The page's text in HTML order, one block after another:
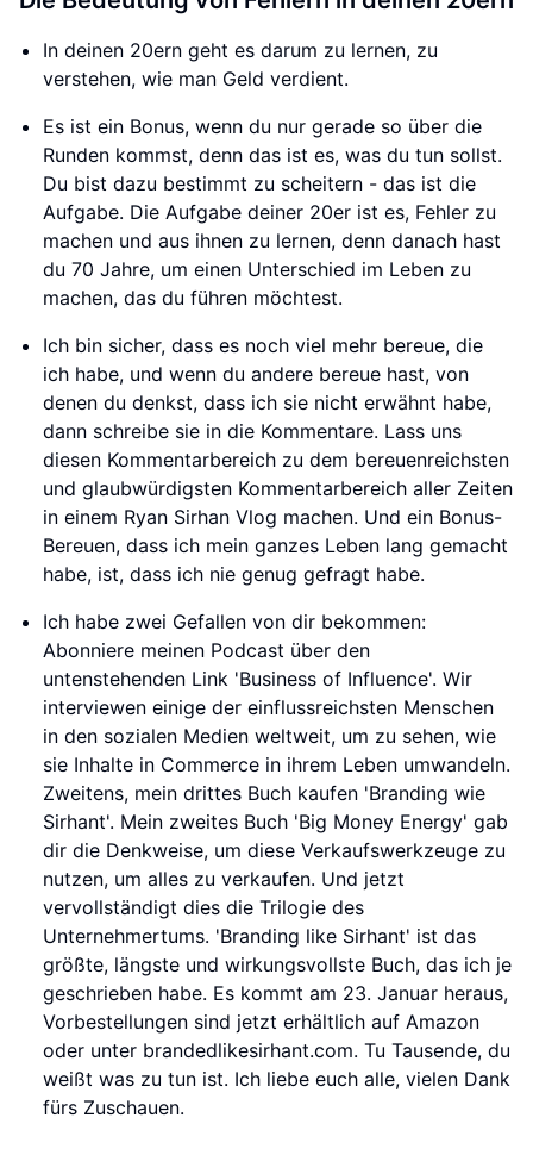
In deinen 20ern geht es darum zu lernen, zu
verstehen, wie man Geld verdient.
Es ist ein Bonus, wenn du nur gerade so über die
Runden kommst, denn das ist es, was du tun sollst.
Du bist dazu bestimmt zu scheitern - das ist die
Aufgabe. Die Aufgabe deiner 20er ist es, Fehler zu
machen und aus ihnen zu lernen, denn danach hast
du 70 Jahre, um einen Unterschied im Leben zu
machen, das du führen möchtest.
Ich bin sicher, dass es noch viel mehr bereue, die
ich habe, und wenn du andere bereue hast, von
denen du denkst, dass ich sie nicht erwähnt habe,
dann schreibe sie in die Kommentare. Lass uns
diesen Kommentarbereich zu dem bereuenreichsten
und glaubwürdigsten Kommentarbereich aller Zeiten
in einem Ryan Sirhan Vlog machen. Und ein Bonus-
Bereuen, dass ich mein ganzes Leben lang gemacht
habe, ist, dass ich nie genug gefragt habe.
Ich habe zwei Gefallen von dir bekommen:
Abonniere meinen Podcast über den
untenstehenden Link 'Business of Influence'. Wir
interviewen einige der einflussreichsten Menschen
in den sozialen Medien weltweit, um zu sehen, wie
sie Inhalte in Commerce in ihrem Leben umwandeln.
Zweitens, mein drittes Buch kaufen 'Branding wie
Sirhant'. Mein zweites Buch 'Big Money Energy' gab
dir die Denkweise, um diese Verkaufswerkzeuge zu
nutzen, um alles zu verkaufen. Und jetzt
vervollständigt dies die Trilogie des
Unternehmertums. 'Branding like Sirhant' ist das
größte, längste und wirkungsvollste Buch, das ich je
geschrieben habe. Es kommt am 23. Januar heraus,
Vorbestellungen sind jetzt erhältlich auf Amazon
oder unter brandedlikesirhant.com. Tu Tausende, du
weißt was zu tun ist. Ich liebe euch alle, vielen Dank
fürs Zuschauen.